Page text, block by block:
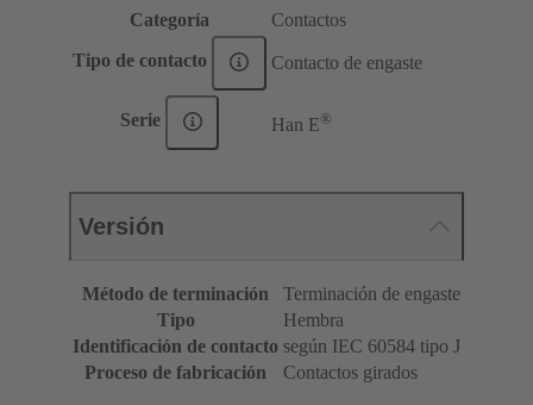
Categoría Contactos
Tipo de contacto Contacto de engaste
Serie Han E®
Versión
Método de terminación
Terminación de engaste
Tipo
Hembra
Identificación de contacto según IEC 60584 tipo J
Proceso de fabricación
Contactos girados